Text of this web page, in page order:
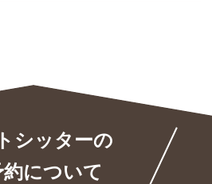
シッターの
約について